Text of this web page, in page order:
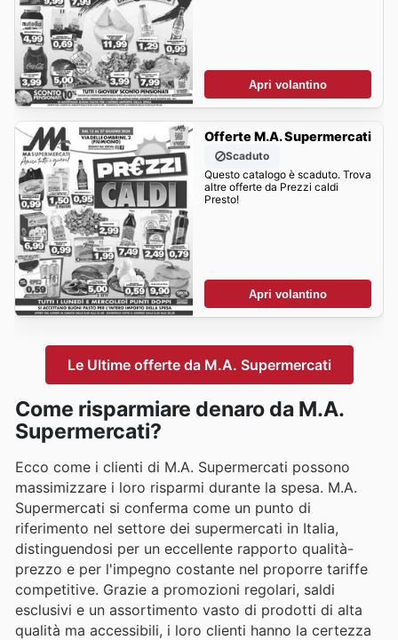
Apri volantino
Offerte M.A. Supermercati
Scaduto
Questo catalogo è scaduto. Trova
altre offerte da Prezzi caldi
Presto!
Apri volantino
Le Ultime offerte da M.A. Supermercati
Come risparmiare denaro da M.A.
Supermercati?
Ecco come i clienti di M.A. Supermercati possono
massimizzare i loro risparmi durante la spesa. M.A.
Supermercati si conferma come un punto di
riferimento nel settore dei supermercati in Italia,
distinguendosi per un eccellente rapporto qualità-
prezzo e per l'impegno costante nel proporre tariffe
competitive. Grazie a promozioni regolari, saldi
esclusivi e un assortimento vasto di prodotti di alta
qualità ma accessibili, i loro clienti hanno la certezza